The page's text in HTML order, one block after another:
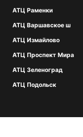
АТЦ Раменки
АТЦ Варшавское ш
АТЦ Измайлово
АТЦ Проспект Мира
АТЦ Зеленоград
АТЦ Подольск